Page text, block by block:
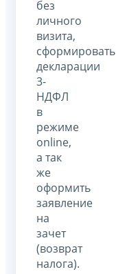
без
личного
визита,
сформировать
декларации
3-
НДФЛ
в
режиме
online,
а так
же
оформить
заявление
на
зачет
(возврат
налога).